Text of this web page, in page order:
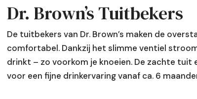
beschikbaar zijn, gebruik de pijlen om
Dr. Brown’s Tuitbekers
De tuitbekers van Dr. Brown’s maken de
comfortabel. Dankzij het slimme ventiel
drinkt – zo voorkom je knoeien. De zachte
voor een fijne drinkervaring vanaf ca. 6